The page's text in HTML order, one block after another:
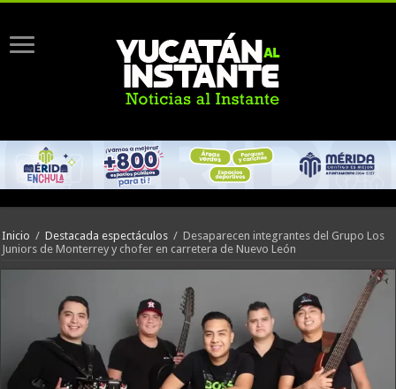
Inicio / Destacada espectáculos / Desaparecen integrantes del Grupo Los
Juniors de Monterrey y chofer en carretera de Nuevo León